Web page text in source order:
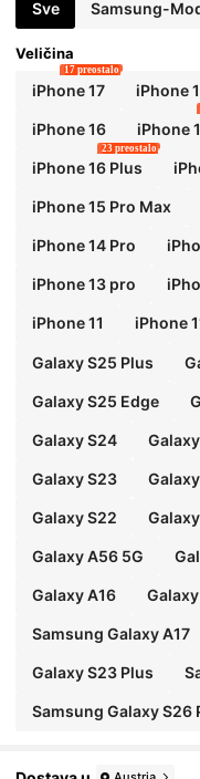
Sve Samsung-
Veličina
iPhone 17
17 preostalo
iPhone
iPhone 16 iPhone
iPhone 16 Plus
23 preostalo
iPhone 15 Pro Max
iPhone 14 Pro
iPhone 13 pro
iPhone 11 iPhone
Galaxy S25 Plus
Galaxy S25 Edge
Galaxy S24
Galaxy S23
Galaxy S22
Galaxy A56 5G
Galaxy A16
Samsung Galaxy A17
Galaxy S23 Plus
Samsung Galaxy S26